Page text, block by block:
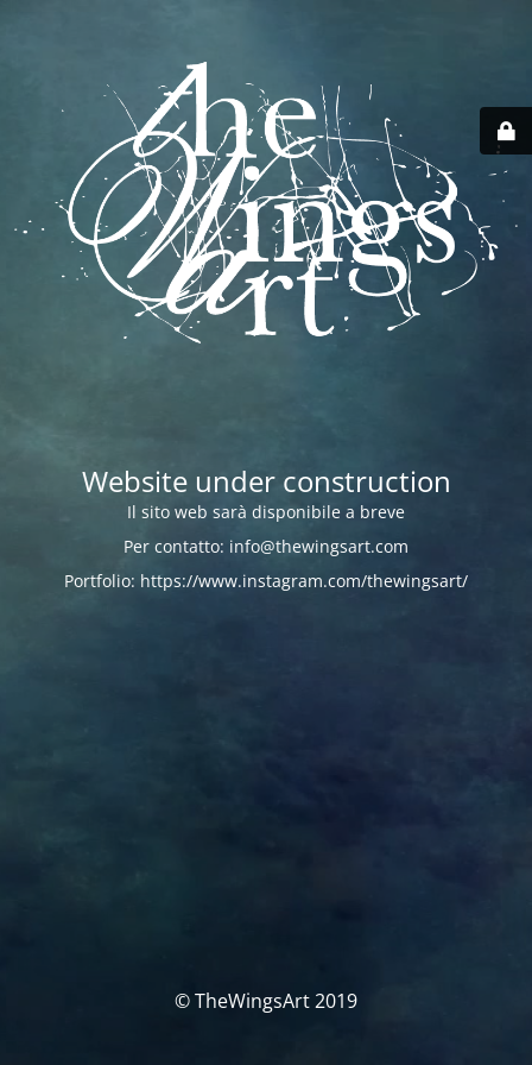
Website under construction
Il sito web sarà disponibile a breve
Per contatto: info@thewingsart.com
Portfolio: https://www.instagram.com/thewingsart/
© TheWingsArt 2019